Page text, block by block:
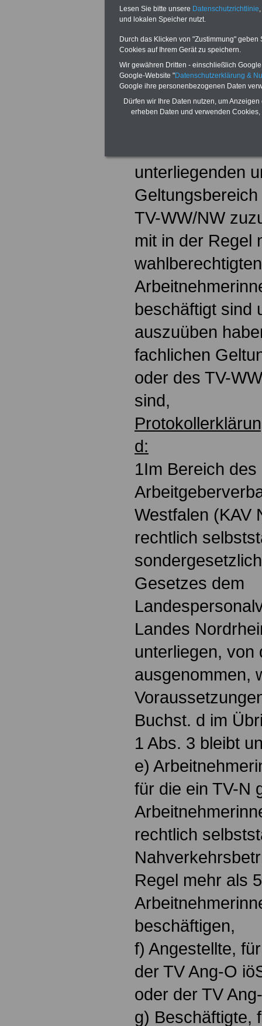
Ausland
d)
für die der TV-V
gilt, sowie für
unterliegenden
TV-WW/NW
mit in der Regel
wahlberechtigten
beschäftigt sind
auszuüben
fachlichen
oder des TV-
sind,
d:
1Im Bereich
Westfalen (KAV
rechtlich
Gesetzes dem
Landes
unterliegen, von
ausgenommen,
Buchst. d im
1 Abs. 3 bleibt
e)
für die ein TV-N
rechtlich
Regel mehr als
beschäftigen,
f) Angestellte,
der TV Ang-O
oder der TV
g) Beschäftigte,
Lesen Sie bitte unsere Datenschutzrichtlinie
und lokalen Speicher nutzt.
Durch das Klicken von "Zustimmung"
Cookies auf Ihrem Gerät zu speichern.
Wir gewähren Dritten - einschließlich
Google-Website "Datenschutzerklärung &
Google ihre personenbezogenen Daten
Dürfen wir Ihre Daten nutzen, um
erheben Daten und verwenden